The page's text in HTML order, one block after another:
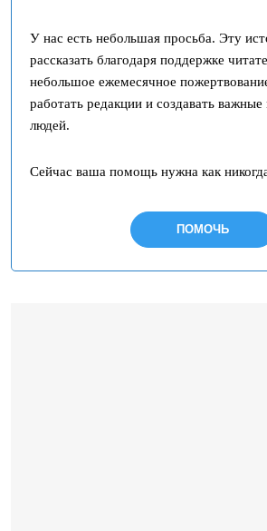
У нас есть небольшая просьба. Эту
рассказать благодаря поддержке
небольшое ежемесячное
работать редакции и создавать
людей.
Сейчас ваша помощь нужна как
ПОМОЧЬ